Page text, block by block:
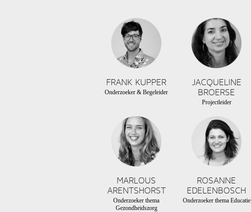
FRANK KUPPER
Onderzoeker & Begeleider
JACQUELINE
BROERSE
Projectleider
MARLOUS
ARENTSHORST
Onderzoeker thema
Gezondheidszorg
ROSANNE
EDELENBOSCH
Onderzoeker thema Educatie